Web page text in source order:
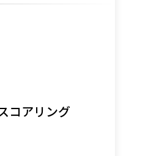
コアリング